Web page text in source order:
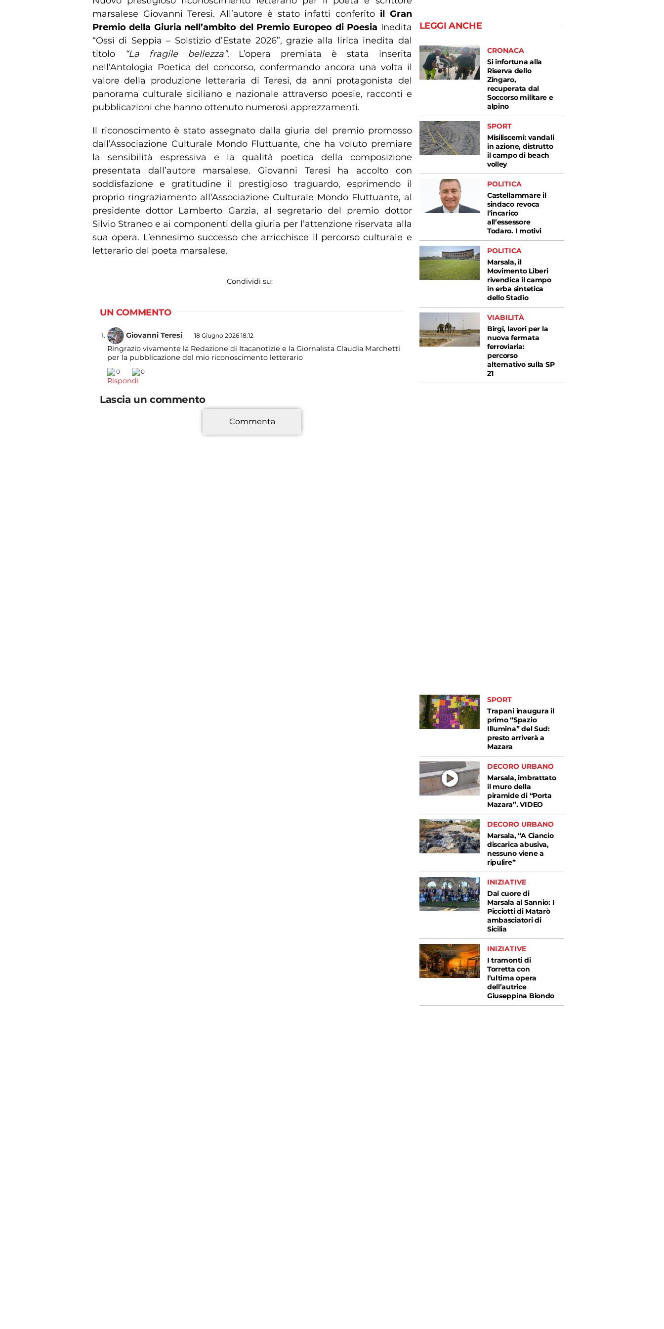
marsalese Giovanni Teresi. All’autore è stato infatti conferito il Gran
Premio della Giuria nell’ambito del Premio Europeo di Poesia Inedita
“Ossi di Seppia – Solstizio d’Estate 2026”, grazie alla lirica inedita dal
titolo
“La fragile bellezza”. L’opera premiata è stata inserita
nell’Antologia Poetica del concorso, confermando ancora una volta il
valore della produzione letteraria di Teresi, da anni protagonista del
panorama culturale siciliano e nazionale attraverso poesie, racconti e
pubblicazioni che hanno ottenuto numerosi apprezzamenti.
Il riconoscimento è stato assegnato dalla giuria del premio promosso
dall’Associazione Culturale Mondo Fluttuante, che ha voluto premiare
la sensibilità espressiva e la qualità poetica della composizione
presentata dall’autore marsalese. Giovanni Teresi ha accolto con
soddisfazione e gratitudine il prestigioso traguardo, esprimendo il
proprio ringraziamento all’Associazione Culturale Mondo Fluttuante, al
presidente dottor Lamberto Garzia, al segretario del premio dottor
Silvio Straneo e ai componenti della giuria per l’attenzione riservata alla
sua opera. L’ennesimo successo che arricchisce il percorso culturale e
letterario del poeta marsalese.
Condividi su:
UN COMMENTO
Giovanni Teresi 18 Giugno 2026 18:12
Ringrazio vivamente la Redazione di Itacanotizie e la Giornalista Claudia Marchetti
per la pubblicazione del mio riconoscimento letterario
0 0
Rispondi
Lascia un commento
Commenta
LEGGI ANCHE
CRONACA
Si infortuna alla
Riserva dello
Zingaro,
recuperata dal
Soccorso militare e
alpino
SPORT
Misiliscemi: vandali
in azione, distrutto
il campo di beach
volley
POLITICA
Castellammare il
sindaco revoca
l’incarico
all’essessore
Todaro. I motivi
POLITICA
Marsala, il
Movimento Liberi
rivendica il campo
in erba sintetica
dello Stadio
VIABILITÀ
Birgi, lavori per la
nuova fermata
ferroviaria:
percorso
alternativo sulla SP
21
SPORT
Trapani inaugura il
primo “Spazio
Illumina” del Sud:
presto arriverà a
Mazara
DECORO URBANO
Marsala, imbrattato
il muro della
piramide di “Porta
Mazara”. VIDEO
DECORO URBANO
Marsala, “A Ciancio
discarica abusiva,
nessuno viene a
ripulire”
INIZIATIVE
Dal cuore di
Marsala al Sannio: I
Picciotti di Matarò
ambasciatori di
Sicilia
INIZIATIVE
I tramonti di
Torretta con
l’ultima opera
dell’autrice
Giuseppina Biondo